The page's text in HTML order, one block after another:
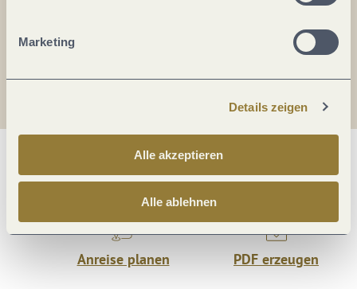
Marketing
Details zeigen
Alle akzeptieren
Alle ablehnen
Was möchtest du als nächstes tun?
Anreise planen PDF erzeugen